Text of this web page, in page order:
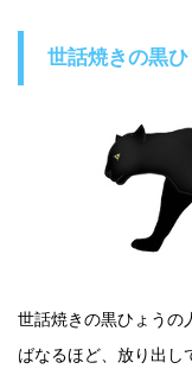
世話焼きの黒ひ
世話焼きの黒ひょうの
ばなるほど、放り出し